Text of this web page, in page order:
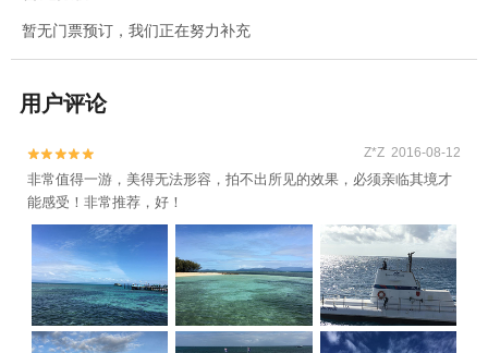
暂无门票预订，我们正在努力补充
用户评论

 Z*Z 2016-08-12
非常值得一游，美得无法形容，拍不出所见的效果，必须亲临其境才
能感受！非常推荐，好！